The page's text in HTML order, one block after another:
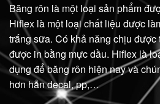
Băng rôn là một loại sản phẩm
Hiflex là một loại chất liệu được
trắng sữa. Có khả năng chịu
được in bằng mực dầu. Hiflex là
dụng để băng rôn hiện nay và
hơn hẳn decal, pp,…